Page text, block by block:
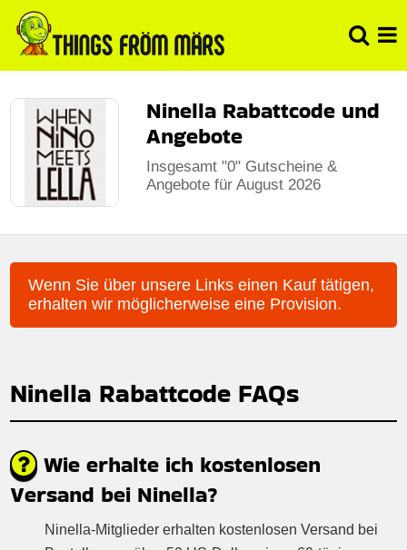
Ninella Rabattcode und
Angebote
Insgesamt "0" Gutscheine &
Angebote für August 2026
Wenn Sie über unsere Links einen Kauf tätigen,
erhalten wir möglicherweise eine Provision.
Ninella Rabattcode FAQs
Wie erhalte ich kostenlosen
Versand bei Ninella?
Ninella-Mitglieder erhalten kostenlosen Versand bei